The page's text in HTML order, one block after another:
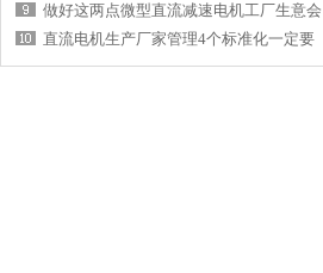
做好这两点微型直流减速电机工厂生意会
直流电机生产厂家管理4个标准化一定要